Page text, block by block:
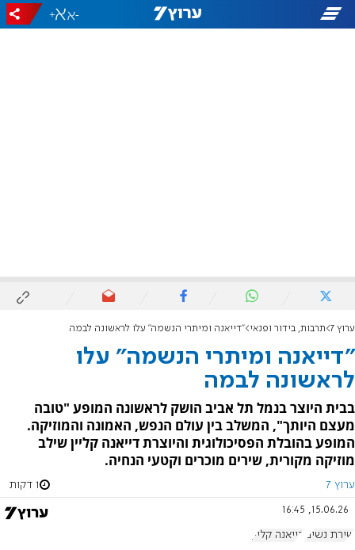
-
+
ערוץ 7 תרבות, בידור ופנאי "דייאנה ומיתרי הנשמה" עלו לראשונה לבמה
"דייאנה ומיתרי הנשמה" עלו
לראשונה לבמה
בבית היוצר בנמל תל אביב הושק לראשונה המופע "טובה
מעצם היותך", המשלב בין עולם הנפש, האמונה והמוזיקה.
המופע בהובלת הפסיכולוגית והיוצרת דייאנה קליין שילב
מוזיקה מקורית, שירים מוכרים וקטעי הנחיה.
ערוץ 7 1 דקות
15.06.26, 16:45
שירת נשים דייאנה קליין